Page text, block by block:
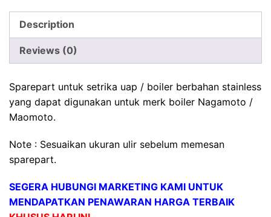
Description
Reviews (0)
Sparepart untuk setrika uap / boiler berbahan stainless
yang dapat digunakan untuk merk boiler Nagamoto /
Maomoto.
Note : Sesuaikan ukuran ulir sebelum memesan
sparepart.
SEGERA HUBUNGI MARKETING KAMI UNTUK
MENDAPATKAN PENAWARAN HARGA TERBAIK